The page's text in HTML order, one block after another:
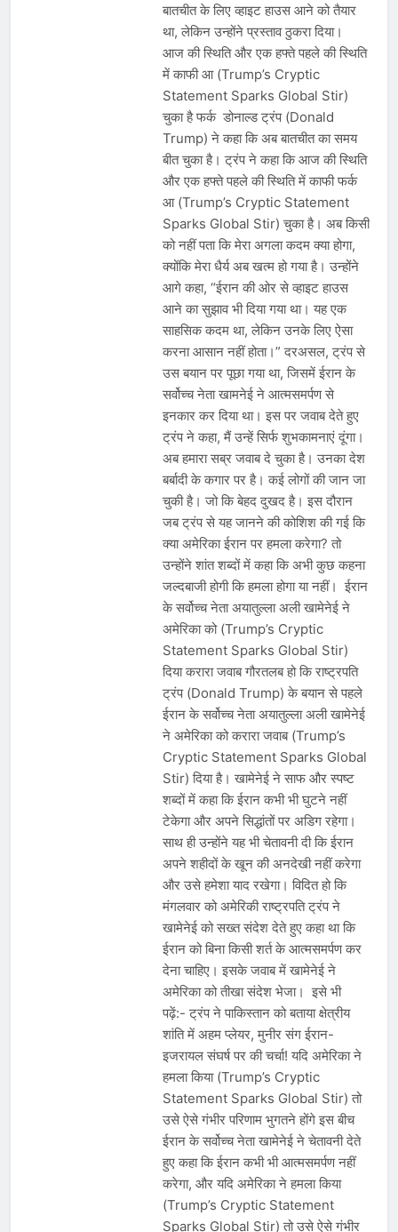
बातचीत के लिए व्हाइट हाउस आने को तैयार
था, लेकिन उन्होंने प्रस्ताव ठुकरा दिया।
आज की स्थिति और एक हफ्ते पहले की स्थिति
में काफी आ (Trump’s Cryptic
Statement Sparks Global Stir)
चुका है फर्क डोनाल्ड ट्रंप (Donald
Trump) ने कहा कि अब बातचीत का समय
बीत चुका है। ट्रंप ने कहा कि आज की स्थिति
और एक हफ्ते पहले की स्थिति में काफी फर्क
आ (Trump’s Cryptic Statement
Sparks Global Stir) चुका है। अब किसी
को नहीं पता कि मेरा अगला कदम क्या होगा,
क्योंकि मेरा धैर्य अब खत्म हो गया है। उन्होंने
आगे कहा, “ईरान की ओर से व्हाइट हाउस
आने का सुझाव भी दिया गया था। यह एक
साहसिक कदम था, लेकिन उनके लिए ऐसा
करना आसान नहीं होता।” दरअसल, ट्रंप से
उस बयान पर पूछा गया था, जिसमें ईरान के
सर्वोच्च नेता खामनेई ने आत्मसमर्पण से
इनकार कर दिया था। इस पर जवाब देते हुए
ट्रंप ने कहा, मैं उन्हें सिर्फ शुभकामनाएं दूंगा।
अब हमारा सब्र जवाब दे चुका है। उनका देश
बर्बादी के कगार पर है। कई लोगों की जान जा
चुकी है। जो कि बेहद दुखद है। इस दौरान
जब ट्रंप से यह जानने की कोशिश की गई कि
क्या अमेरिका ईरान पर हमला करेगा? तो
उन्होंने शांत शब्दों में कहा कि अभी कुछ कहना
जल्दबाजी होगी कि हमला होगा या नहीं। ईरान
के सर्वोच्च नेता अयातुल्ला अली खामेनेई ने
अमेरिका को (Trump’s Cryptic
Statement Sparks Global Stir)
दिया करारा जवाब गौरतलब हो कि राष्ट्रपति
ट्रंप (Donald Trump) के बयान से पहले
ईरान के सर्वोच्च नेता अयातुल्ला अली खामेनेई
ने अमेरिका को करारा जवाब (Trump’s
Cryptic Statement Sparks Global
Stir) दिया है। खामेनेई ने साफ और स्पष्ट
शब्दों में कहा कि ईरान कभी भी घुटने नहीं
टेकेगा और अपने सिद्धांतों पर अडिग रहेगा।
साथ ही उन्होंने यह भी चेतावनी दी कि ईरान
अपने शहीदों के खून की अनदेखी नहीं करेगा
और उसे हमेशा याद रखेगा। विदित हो कि
मंगलवार को अमेरिकी राष्ट्रपति ट्रंप ने
खामेनेई को सख्त संदेश देते हुए कहा था कि
ईरान को बिना किसी शर्त के आत्मसमर्पण कर
देना चाहिए। इसके जवाब में खामेनेई ने
अमेरिका को तीखा संदेश भेजा। इसे भी
पढ़ें:- ट्रंप ने पाकिस्तान को बताया क्षेत्रीय
शांति में अहम प्लेयर, मुनीर संग ईरान-
इजरायल संघर्ष पर की चर्चा! यदि अमेरिका ने
हमला किया (Trump’s Cryptic
Statement Sparks Global Stir) तो
उसे ऐसे गंभीर परिणाम भुगतने होंगे इस बीच
ईरान के सर्वोच्च नेता खामेनेई ने चेतावनी देते
हुए कहा कि ईरान कभी भी आत्मसमर्पण नहीं
करेगा, और यदि अमेरिका ने हमला किया
(Trump’s Cryptic Statement
Sparks Global Stir) तो उसे ऐसे गंभीर